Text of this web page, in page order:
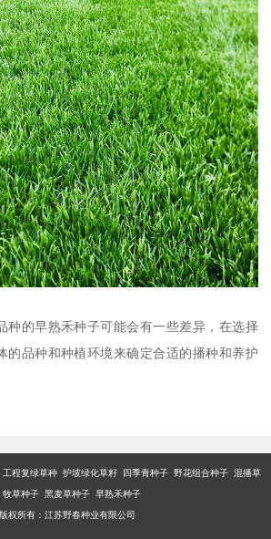
种的早熟禾种子可能会有一些差异，在选择
的品种和种植环境来确定合适的播种和养护
程复绿草种 护坡绿化草籽 四季青种子 野花组合种子 混播草
草种子 黑麦草种子 早熟禾种子
版权所有：江苏野春种业有限公司